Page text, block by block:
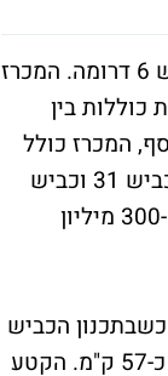
משרד התחבורה וחברת חוצה ישראל פרסמו היום (שני) מכרז נוסף להמשך סלילת כביש 6 דרומה. המכרז
כ-5 וחצי ק"מ והעבודות כוללות בין
לאורך התוואי. בנוסף, המכרז כולל
את שידרוג כבישי הרוחב החוצים את הקטע המדובר כמו: הטיית כביש 60, התחברות לכביש 31 וכביש
60 והכנות לתוואי רכבת עתידית הצפויה לעבור במקום. עלות הפרויקט נאמדת ביותר מ-300 מיליון
הכביש
צפוי להגיע עד צומת הנגב, דרך מחלף שוקת, נבטים ורמת חובב. מדובר באורך כולל של כ-57 ק"מ. הקטע